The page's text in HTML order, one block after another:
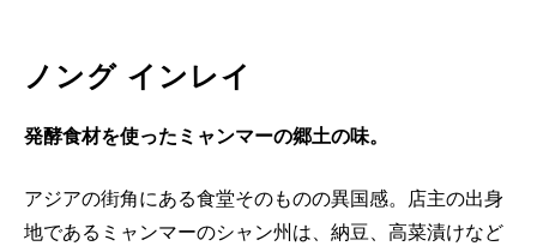
ノング インレイ
発酵食材を使ったミャンマーの郷土の味。
アジアの街角にある食堂そのものの異国感。店主の出身
地であるミャンマーのシャン州は、納豆、高菜漬けなど